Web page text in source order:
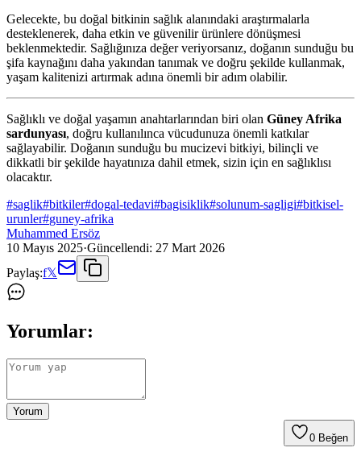
Gelecekte, bu doğal bitkinin sağlık alanındaki araştırmalarla
desteklenerek, daha etkin ve güvenilir ürünlere dönüşmesi
beklenmektedir. Sağlığınıza değer veriyorsanız, doğanın sunduğu bu
şifa kaynağını daha yakından tanımak ve doğru şekilde kullanmak,
yaşam kalitenizi artırmak adına önemli bir adım olabilir.
Sağlıklı ve doğal yaşamın anahtarlarından biri olan Güney Afrika
sardunyası, doğru kullanılınca vücudunuza önemli katkılar
sağlayabilir. Doğanın sunduğu bu mucizevi bitkiyi, bilinçli ve
dikkatli bir şekilde hayatınıza dahil etmek, sizin için en sağlıklısı
olacaktır.
#saglik#bitkiler#dogal-tedavi#bagisiklik#solunum-sagligi#bitkisel-
urunler#guney-afrika
Muhammed Ersöz
10 Mayıs 2025·Güncellendi: 27 Mart 2026
Paylaş:f𝕏
Yorumlar:
Yorum
0 Beğen